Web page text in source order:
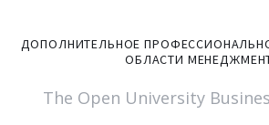
ДОПОЛНИТЕЛЬНОЕ
ОБЛАСТИ
The Open University